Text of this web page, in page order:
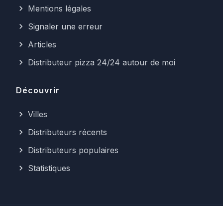
Mentions légales
Signaler une erreur
Articles
Distributeur pizza 24/24 autour de moi
Découvrir
Villes
Distributeurs récents
Distributeurs populaires
Statistiques